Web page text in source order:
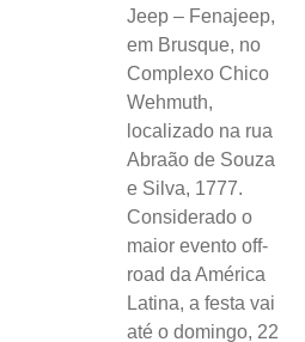
Jeep – Fenajeep,
em Brusque, no
Complexo Chico
Wehmuth,
localizado na rua
Abraão de Souza
e Silva, 1777.
Considerado o
maior evento off-
road da América
Latina, a festa vai
até o domingo, 22